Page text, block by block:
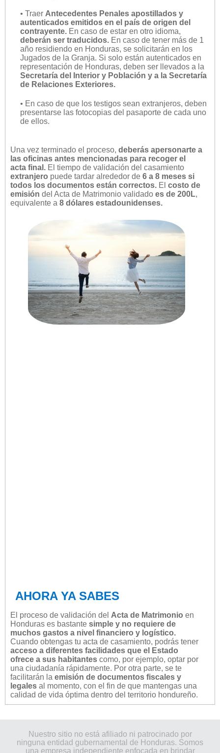
• Traer Antecedentes Penales apostillados y
autenticados emitidos en el país de origen del
contrayente. En caso de estar en otro idioma,
deberán ser traducidos. En caso de tener más de 1
año residiendo en Honduras, se solicitarán en los
Jugados de la Granja. Si solo están autenticados en
representación de Honduras, deben ser llevados a la
Secretaría del Interior y Población y a la Secretaría
de Relaciones Exteriores.
• En caso de que los testigos sean extranjeros, deben
presentarse las fotocopias del pasaporte de cada uno
de ellos.
Una vez terminado el proceso, deberás apersonarte a
las oficinas antes mencionadas para recoger el
acta final. El tiempo de validación del casamiento
extranjero puede tardar alrededor de 6 a 8 meses si
todos los documentos están correctos. El costo de
emisión del Acta de Matrimonio validado es de 200L,
equivalente a 8 dólares estadounidenses.
AHORA YA SABES
El proceso de validación del Acta de Matrimonio en
Honduras es bastante simple y no requiere de
muchos gastos a nivel financiero y logístico.
Cuando obtengas tu acta de casamiento, podrás tener
acceso a diferentes facilidades que el Estado
ofrece a sus habitantes como, por ejemplo, optar por
una ciudadanía rápidamente. Por otra parte, se te
facilitarán la emisión de documentos fiscales y
legales al momento, con el fin de que mantengas una
calidad de vida óptima dentro del territorio hondureño.
Nuestro sitio no está afiliado ni patrocinado por
ninguna entidad gubernamental de Honduras. Somos
una empresa independiente enfocada en brindar